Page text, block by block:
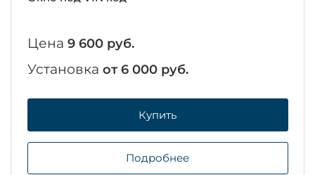
Цена 9 600 руб.
Установка от 6 000 руб.
Купить
Подробнее